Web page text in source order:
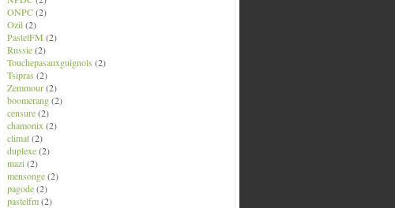
ONPC(2)
Ozil(2)
PastelFM (2)
Russie(2)
Touchepasauxguignols (2)
Tsipras (2)
Zemmour(2)
boomerang(2)
censure(2)
chamonix (2)
climat(2)
duplexe(2)
mazi(2)
mensonge(2)
pagode(2)
pastelfm(2)